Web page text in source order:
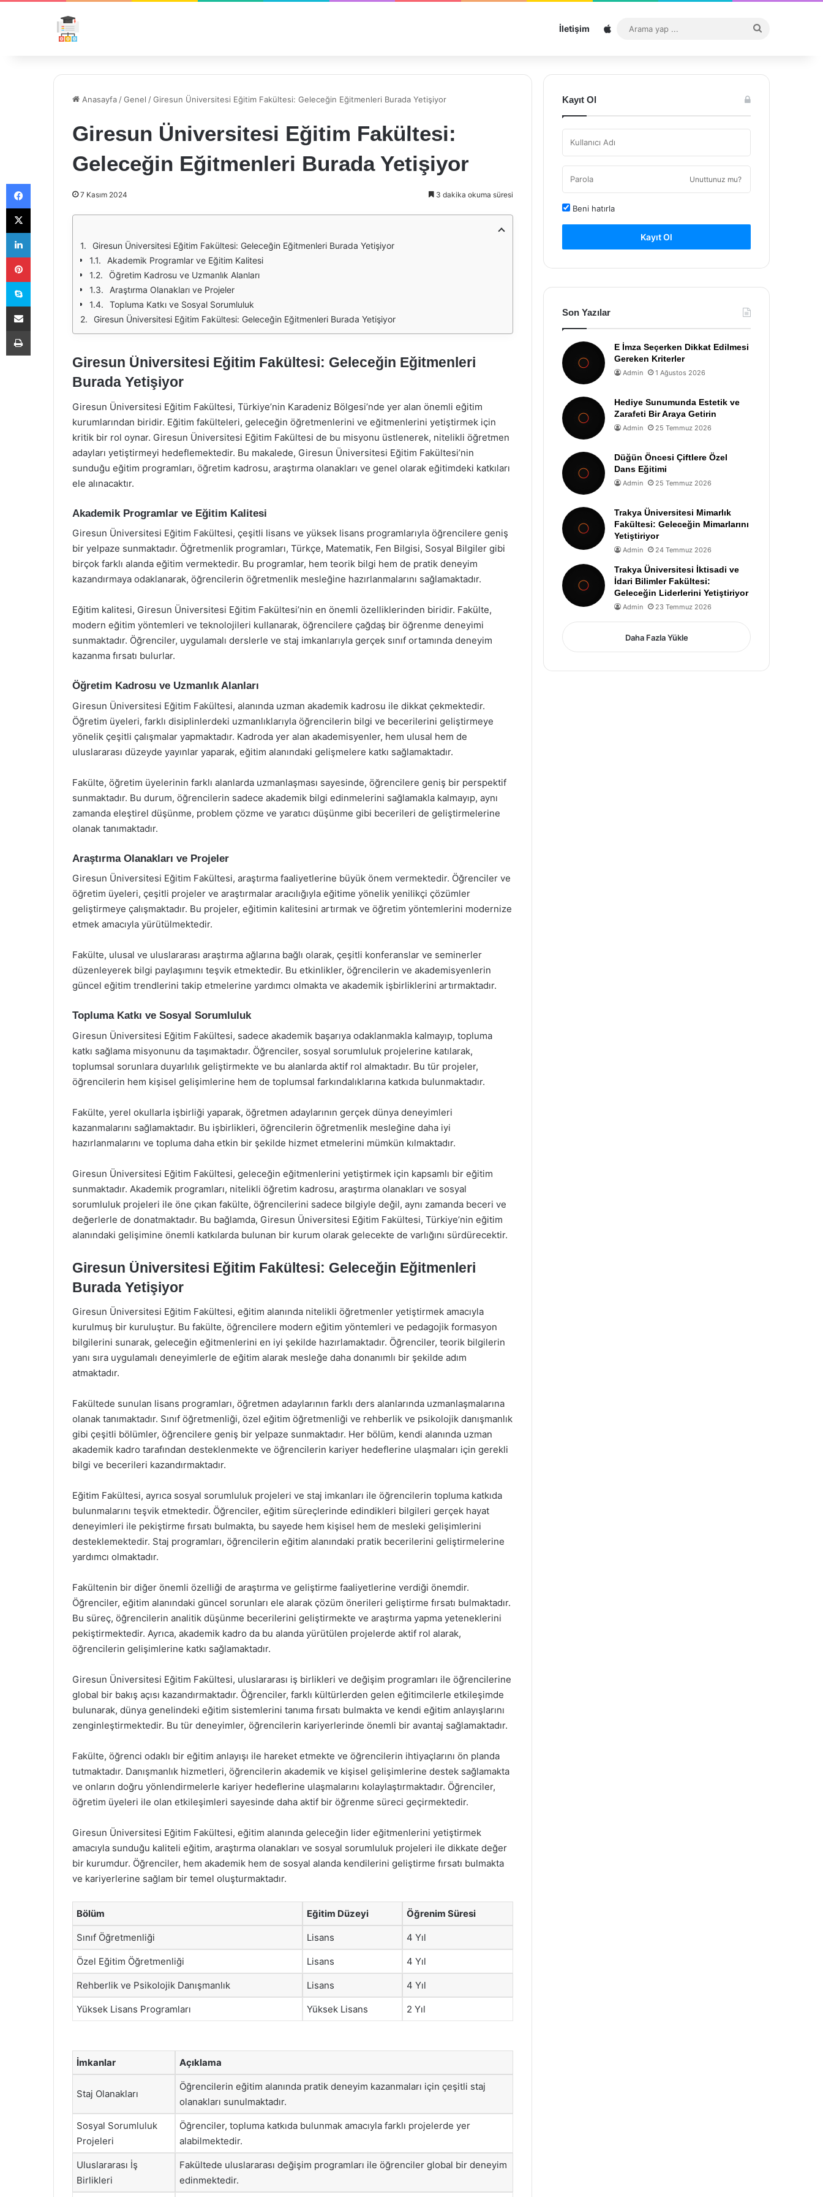
İletişim Sitemap
...
Anasayfa /Genel /Giresun Üniversitesi Eğitim Fakültesi: Geleceğin Eğitmenleri Burada Yetişiyor
Giresun Üniversitesi Eğitim Fakültesi:
Geleceğin Eğitmenleri Burada Yetişiyor
7 Kasım 2024 3 dakika okuma süresi
Giresun Üniversitesi Eğitim Fakültesi: Geleceğin Eğitmenleri Burada Yetişiyor
Akademik Programlar ve Eğitim Kalitesi
Öğretim Kadrosu ve Uzmanlık Alanları
Araştırma Olanakları ve Projeler
Topluma Katkı ve Sosyal Sorumluluk
Giresun Üniversitesi Eğitim Fakültesi: Geleceğin Eğitmenleri Burada Yetişiyor
Giresun Üniversitesi Eğitim Fakültesi: Geleceğin Eğitmenleri
Burada Yetişiyor
Giresun Üniversitesi Eğitim Fakültesi, Türkiye’nin Karadeniz Bölgesi’nde yer alan önemli eğitim
kurumlarından biridir. Eğitim fakülteleri, geleceğin öğretmenlerini ve eğitmenlerini yetiştirmek için
kritik bir rol oynar. Giresun Üniversitesi Eğitim Fakültesi de bu misyonu üstlenerek, nitelikli öğretmen
adayları yetiştirmeyi hedeflemektedir. Bu makalede, Giresun Üniversitesi Eğitim Fakültesi’nin
sunduğu eğitim programları, öğretim kadrosu, araştırma olanakları ve genel olarak eğitimdeki katkıları
ele alınacaktır.
Akademik Programlar ve Eğitim Kalitesi
Giresun Üniversitesi Eğitim Fakültesi, çeşitli lisans ve yüksek lisans programlarıyla öğrencilere geniş
bir yelpaze sunmaktadır. Öğretmenlik programları, Türkçe, Matematik, Fen Bilgisi, Sosyal Bilgiler gibi
birçok farklı alanda eğitim vermektedir. Bu programlar, hem teorik bilgi hem de pratik deneyim
kazandırmaya odaklanarak, öğrencilerin öğretmenlik mesleğine hazırlanmalarını sağlamaktadır.
Eğitim kalitesi, Giresun Üniversitesi Eğitim Fakültesi’nin en önemli özelliklerinden biridir. Fakülte,
modern eğitim yöntemleri ve teknolojileri kullanarak, öğrencilere çağdaş bir öğrenme deneyimi
sunmaktadır. Öğrenciler, uygulamalı derslerle ve staj imkanlarıyla gerçek sınıf ortamında deneyim
kazanma fırsatı bulurlar.
Öğretim Kadrosu ve Uzmanlık Alanları
Giresun Üniversitesi Eğitim Fakültesi, alanında uzman akademik kadrosu ile dikkat çekmektedir.
Öğretim üyeleri, farklı disiplinlerdeki uzmanlıklarıyla öğrencilerin bilgi ve becerilerini geliştirmeye
yönelik çeşitli çalışmalar yapmaktadır. Kadroda yer alan akademisyenler, hem ulusal hem de
uluslararası düzeyde yayınlar yaparak, eğitim alanındaki gelişmelere katkı sağlamaktadır.
Fakülte, öğretim üyelerinin farklı alanlarda uzmanlaşması sayesinde, öğrencilere geniş bir perspektif
sunmaktadır. Bu durum, öğrencilerin sadece akademik bilgi edinmelerini sağlamakla kalmayıp, aynı
zamanda eleştirel düşünme, problem çözme ve yaratıcı düşünme gibi becerileri de geliştirmelerine
olanak tanımaktadır.
Araştırma Olanakları ve Projeler
Giresun Üniversitesi Eğitim Fakültesi, araştırma faaliyetlerine büyük önem vermektedir. Öğrenciler ve
öğretim üyeleri, çeşitli projeler ve araştırmalar aracılığıyla eğitime yönelik yenilikçi çözümler
geliştirmeye çalışmaktadır. Bu projeler, eğitimin kalitesini artırmak ve öğretim yöntemlerini modernize
etmek amacıyla yürütülmektedir.
Fakülte, ulusal ve uluslararası araştırma ağlarına bağlı olarak, çeşitli konferanslar ve seminerler
düzenleyerek bilgi paylaşımını teşvik etmektedir. Bu etkinlikler, öğrencilerin ve akademisyenlerin
güncel eğitim trendlerini takip etmelerine yardımcı olmakta ve akademik işbirliklerini artırmaktadır.
Topluma Katkı ve Sosyal Sorumluluk
Giresun Üniversitesi Eğitim Fakültesi, sadece akademik başarıya odaklanmakla kalmayıp, topluma
katkı sağlama misyonunu da taşımaktadır. Öğrenciler, sosyal sorumluluk projelerine katılarak,
toplumsal sorunlara duyarlılık geliştirmekte ve bu alanlarda aktif rol almaktadır. Bu tür projeler,
öğrencilerin hem kişisel gelişimlerine hem de toplumsal farkındalıklarına katkıda bulunmaktadır.
Fakülte, yerel okullarla işbirliği yaparak, öğretmen adaylarının gerçek dünya deneyimleri
kazanmalarını sağlamaktadır. Bu işbirlikleri, öğrencilerin öğretmenlik mesleğine daha iyi
hazırlanmalarını ve topluma daha etkin bir şekilde hizmet etmelerini mümkün kılmaktadır.
Giresun Üniversitesi Eğitim Fakültesi, geleceğin eğitmenlerini yetiştirmek için kapsamlı bir eğitim
sunmaktadır. Akademik programları, nitelikli öğretim kadrosu, araştırma olanakları ve sosyal
sorumluluk projeleri ile öne çıkan fakülte, öğrencilerini sadece bilgiyle değil, aynı zamanda beceri ve
değerlerle de donatmaktadır. Bu bağlamda, Giresun Üniversitesi Eğitim Fakültesi, Türkiye’nin eğitim
alanındaki gelişimine önemli katkılarda bulunan bir kurum olarak gelecekte de varlığını sürdürecektir.
Giresun Üniversitesi Eğitim Fakültesi: Geleceğin Eğitmenleri
Burada Yetişiyor
Giresun Üniversitesi Eğitim Fakültesi, eğitim alanında nitelikli öğretmenler yetiştirmek amacıyla
kurulmuş bir kuruluştur. Bu fakülte, öğrencilere modern eğitim yöntemleri ve pedagojik formasyon
bilgilerini sunarak, geleceğin eğitmenlerini en iyi şekilde hazırlamaktadır. Öğrenciler, teorik bilgilerin
yanı sıra uygulamalı deneyimlerle de eğitim alarak mesleğe daha donanımlı bir şekilde adım
atmaktadır.
Fakültede sunulan lisans programları, öğretmen adaylarının farklı ders alanlarında uzmanlaşmalarına
olanak tanımaktadır. Sınıf öğretmenliği, özel eğitim öğretmenliği ve rehberlik ve psikolojik danışmanlık
gibi çeşitli bölümler, öğrencilere geniş bir yelpaze sunmaktadır. Her bölüm, kendi alanında uzman
akademik kadro tarafından desteklenmekte ve öğrencilerin kariyer hedeflerine ulaşmaları için gerekli
bilgi ve becerileri kazandırmaktadır.
Eğitim Fakültesi, ayrıca sosyal sorumluluk projeleri ve staj imkanları ile öğrencilerin topluma katkıda
bulunmalarını teşvik etmektedir. Öğrenciler, eğitim süreçlerinde edindikleri bilgileri gerçek hayat
deneyimleri ile pekiştirme fırsatı bulmakta, bu sayede hem kişisel hem de mesleki gelişimlerini
desteklemektedir. Staj programları, öğrencilerin eğitim alanındaki pratik becerilerini geliştirmelerine
yardımcı olmaktadır.
Fakültenin bir diğer önemli özelliği de araştırma ve geliştirme faaliyetlerine verdiği önemdir.
Öğrenciler, eğitim alanındaki güncel sorunları ele alarak çözüm önerileri geliştirme fırsatı bulmaktadır.
Bu süreç, öğrencilerin analitik düşünme becerilerini geliştirmekte ve araştırma yapma yeteneklerini
pekiştirmektedir. Ayrıca, akademik kadro da bu alanda yürütülen projelerde aktif rol alarak,
öğrencilerin gelişimlerine katkı sağlamaktadır.
Giresun Üniversitesi Eğitim Fakültesi, uluslararası iş birlikleri ve değişim programları ile öğrencilerine
global bir bakış açısı kazandırmaktadır. Öğrenciler, farklı kültürlerden gelen eğitimcilerle etkileşimde
bulunarak, dünya genelindeki eğitim sistemlerini tanıma fırsatı bulmakta ve kendi eğitim anlayışlarını
zenginleştirmektedir. Bu tür deneyimler, öğrencilerin kariyerlerinde önemli bir avantaj sağlamaktadır.
Fakülte, öğrenci odaklı bir eğitim anlayışı ile hareket etmekte ve öğrencilerin ihtiyaçlarını ön planda
tutmaktadır. Danışmanlık hizmetleri, öğrencilerin akademik ve kişisel gelişimlerine destek sağlamakta
ve onların doğru yönlendirmelerle kariyer hedeflerine ulaşmalarını kolaylaştırmaktadır. Öğrenciler,
öğretim üyeleri ile olan etkileşimleri sayesinde daha aktif bir öğrenme süreci geçirmektedir.
Giresun Üniversitesi Eğitim Fakültesi, eğitim alanında geleceğin lider eğitmenlerini yetiştirmek
amacıyla sunduğu kaliteli eğitim, araştırma olanakları ve sosyal sorumluluk projeleri ile dikkate değer
bir kurumdur. Öğrenciler, hem akademik hem de sosyal alanda kendilerini geliştirme fırsatı bulmakta
ve kariyerlerine sağlam bir temel oluşturmaktadır.
Bölüm Eğitim Düzeyi Öğrenim Süresi
Sınıf Öğretmenliği Lisans 4 Yıl
Özel Eğitim Öğretmenliği Lisans 4 Yıl
Rehberlik ve Psikolojik Danışmanlık Lisans 4 Yıl
Yüksek Lisans Programları Yüksek Lisans 2 Yıl
İmkanlar Açıklama
Staj Olanakları
Öğrencilerin eğitim alanında pratik deneyim kazanmaları için çeşitli staj
olanakları sunulmaktadır.
Sosyal Sorumluluk
Projeleri
Öğrenciler, topluma katkıda bulunmak amacıyla farklı projelerde yer
alabilmektedir.
Uluslararası İş
Birlikleri
Fakültede uluslararası değişim programları ile öğrenciler global bir deneyim
edinmektedir.
Kayıt Ol
Unuttunuz mu?
Beni hatırla
Kayıt Ol
Son Yazılar
E İmza Seçerken Dikkat Edilmesi
Gereken Kriterler
Admin 1 Ağustos 2026
Hediye Sunumunda Estetik ve
Zarafeti Bir Araya Getirin
Admin 25 Temmuz 2026
Düğün Öncesi Çiftlere Özel
Dans Eğitimi
Admin 25 Temmuz 2026
Trakya Üniversitesi Mimarlık
Fakültesi: Geleceğin Mimarlarını
Yetiştiriyor
Admin 24 Temmuz 2026
Trakya Üniversitesi İktisadi ve
İdari Bilimler Fakültesi:
Geleceğin Liderlerini Yetiştiriyor
Admin 23 Temmuz 2026
Daha Fazla Yükle
Facebook
X
LinkedIn
Pinterest
Skype
E-Posta ile paylaş